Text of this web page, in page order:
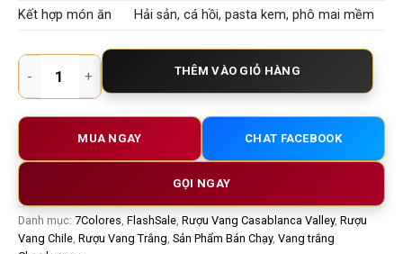
Kết hợp món ăn
Hải sản, cá hồi, pasta kem, phô mai mềm
7COLORES CHARDONNAY – Tinh Hoa Vang Trắng
THÊM VÀO GIỎ HÀNG
MUA NGAY CHAT FACEBOOK
GỌI NGAY
Danh mục: 7Colores FlashSale Rượu Vang Casablanca Valley, Rượu
Vang Chile Rượu Vang Trắng Sản Phẩm Bán Chạy, Vang trắng